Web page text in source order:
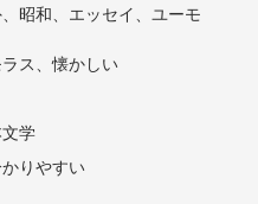
昭和、エッセイ、ユーモ
ス、懐かしい
学
りやすい